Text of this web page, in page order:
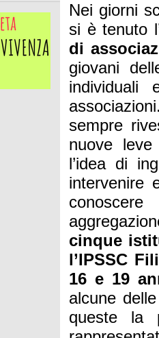
Nei giorni
si è tenuto
di
giovani
individuali
sempre
nuove
l’idea di
intervenire
cinque
l’IPSSC
16 e 19
alcune
queste la